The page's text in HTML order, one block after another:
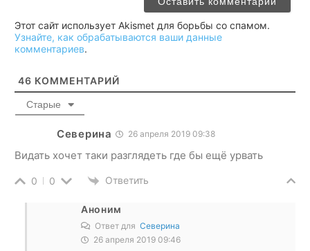
Этот сайт использует Akismet для борьбы со спамом.
Узнайте, как обрабатываются ваши данные
комментариев.
46 КОММЕНТАРИЙ
Старые
Северина 26 апреля 2019 09:38
Видать хочет таки разглядеть где бы ещё урвать
0 0 Ответить
Аноним
Ответ для Северина
26 апреля 2019 09:46